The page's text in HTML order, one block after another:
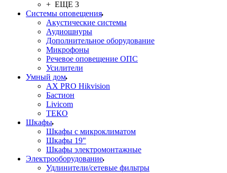
+ ЕЩЕ 3
Системы оповещения
Акустические системы
Аудиошнуры
Дополнительное оборудование
Микрофоны
Речевое оповещение ОПС
Усилители
Умный дом
AX PRO Hikvision
Бастион
Livicom
ТЕКО
Шкафы
Шкафы с микроклиматом
Шкафы 19"
Шкафы электромонтажные
Электрооборудование
Удлинители/сетевые фильтры